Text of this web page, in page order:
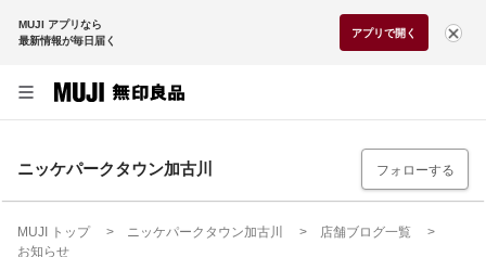
MUJI アプリなら
最新情報が毎日届く
アプリで開く
ニッケパークタウン加古川 フォローする
MUJI トップ ニッケパークタウン加古川
店舗ブログ一覧
お知らせ